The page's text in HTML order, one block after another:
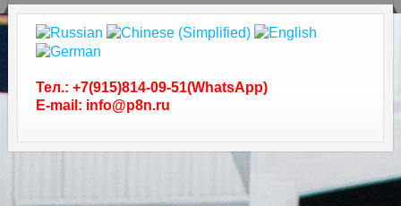
Тел.: +7(915)814-09-51(WhatsApp)
E-mail: info@p8n.ru